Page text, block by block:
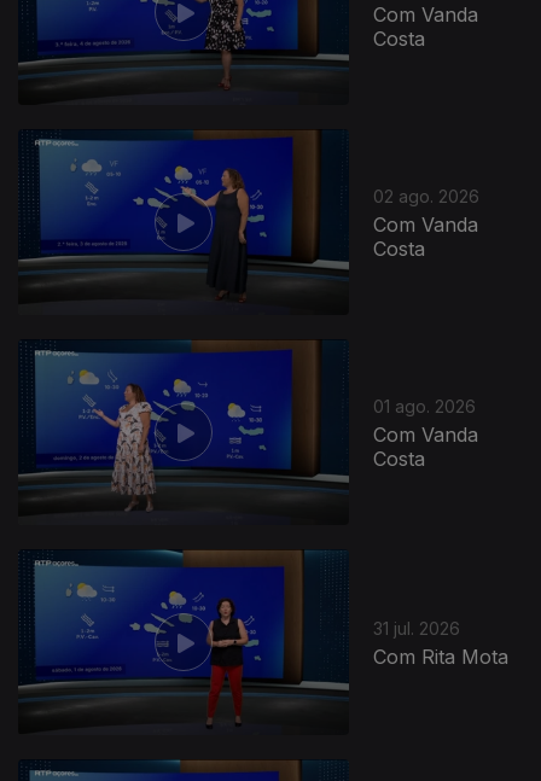
Com Vanda
Costa
02 ago. 2026
Com Vanda
Costa
01 ago. 2026
Com Vanda
Costa
31 jul. 2026
Com Rita Mota